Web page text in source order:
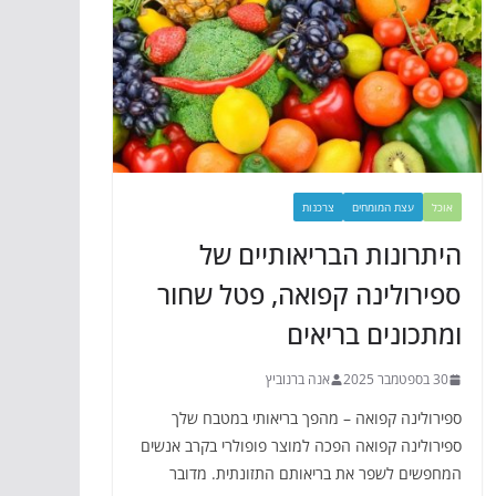
אוכל עצת המומחים צרכנות
היתרונות הבריאותיים של
ספירולינה קפואה, פטל שחור
ומתכונים בריאים
30 בספטמבר 2025 אנה ברנוביץ
ספירולינה קפואה – מהפך בריאותי במטבח שלך
ספירולינה קפואה הפכה למוצר פופולרי בקרב אנשים
המחפשים לשפר את בריאותם התזונתית. מדובר